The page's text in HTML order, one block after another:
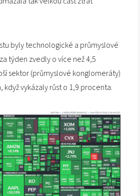
byly technologické a průmyslové
týden zvedly o více než 4,5
sektor (průmyslové konglomeráty)
když vykázaly růst o 1,9 procenta.